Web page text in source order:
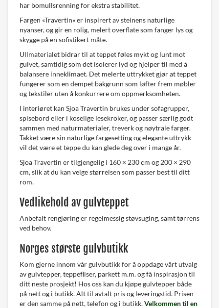
har bomullsrenning for ekstra stabilitet.
Fargen «Travertin» er inspirert av steinens naturlige
nyanser, og gir en rolig, melert overflate som fanger lys og
skygge på en sofistikert måte.
Ullmaterialet bidrar til at teppet føles mykt og lunt mot
gulvet, samtidig som det isolerer lyd og hjelper til med å
balansere inneklimaet. Det melerte uttrykket gjør at teppet
fungerer som en dempet bakgrunn som løfter frem møbler
og tekstiler uten å konkurrere om oppmerksomheten.
I interiøret kan Sjoa Travertin brukes under sofagrupper,
spisebord eller i koselige lesekroker, og passer særlig godt
sammen med naturmaterialer, treverk og nøytrale farger.
Takket være sin naturlige fargesetting og elegante uttrykk
vil det være et teppe du kan glede deg over i mange år.
Sjoa Travertin er tilgjengelig i 160 × 230 cm og 200 × 290
cm, slik at du kan velge størrelsen som passer best til ditt
rom.
Vedlikehold av gulvteppet
Anbefalt rengjøring er regelmessig støvsuging, samt tørrens
ved behov.
Norges største gulvbutikk
Kom gjerne innom vår gulvbutikk for å oppdage vårt utvalg
av gulvtepper, teppefliser, parkett m.m. og få inspirasjon til
ditt neste prosjekt! Hos oss kan du kjøpe gulvtepper både
på nett og i butikk. Alt til avtalt pris og leveringstid. Prisen
er den samme på nett, telefon og i butikk.Velkommen til en